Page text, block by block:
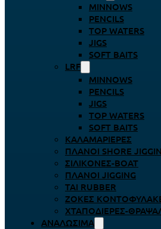
MINNOWS
PENCILS
TOP WATERS
JIGS
SOFT BAITS
LRF
MINNOWS
PENCILS
JIGS
TOP WATERS
SOFT BAITS
ΚΑΛΑΜΑΡΙΈΡΕΣ
ΠΛΆΝΟΙ SHORE
ΣΙΛΙΚΌΝΕΣ-BOAT
ΠΛΆΝΟΙ JIGGING
TAI RUBBER
ΖΌΚΕΣ
ΧΤΑΠΟΔΙΈΡΕΣ-
ΑΝΑΛΏΣΙΜΑ